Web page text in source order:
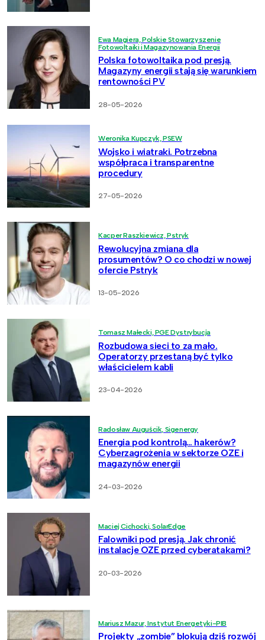
Ewa Magiera, Polskie Stowarzyszenie
Fotowoltaiki i Magazynowania Energii
Polska fotowoltaika pod presją.
Magazyny energii stają się warunkiem
rentowności PV
28-05-2026
Weronika Kupczyk, PSEW
Wojsko i wiatraki. Potrzebna
współpraca i transparentne
procedury
27-05-2026
Kacper Raszkiewicz, Pstryk
Rewolucyjna zmiana dla
prosumentów? O co chodzi w nowej
ofercie Pstryk
13-05-2026
Tomasz Małecki, PGE Dystrybucja
Rozbudowa sieci to za mało.
Operatorzy przestaną być tylko
właścicielem kabli
23-04-2026
Radosław Auguścik, Sigenergy
Energia pod kontrolą… hakerów?
Cyberzagrożenia w sektorze OZE i
magazynów energii
24-03-2026
Maciej Cichocki, SolarEdge
Falowniki pod presją. Jak chronić
instalacje OZE przed cyberatakami?
20-03-2026
Mariusz Mazur, Instytut Energetyki-PIB
Projekty „zombie” blokują dziś rozwój